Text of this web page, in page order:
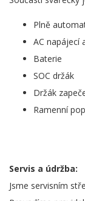
Plně
AC napájecí
Baterie
SOC držák
Držák
Ramenní
Servis a údržba:
Jsme servisním